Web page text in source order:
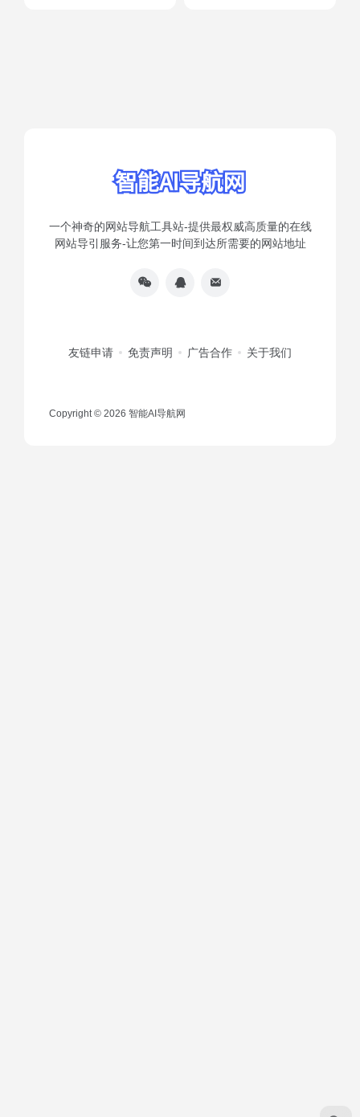
一个神奇的网站导航工具站-提供最权威高质量的在线
网站导引服务-让您第一时间到达所需要的网站地址
友链申请 免责声明 广告合作 关于我们
Copyright © 2026 智能AI导航网